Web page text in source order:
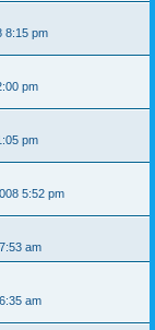
8:15 pm
pm
pm
5:52 pm
am
am